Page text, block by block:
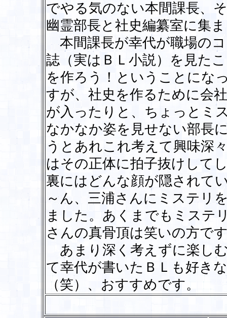
でやる気のない本間課長、
幽霊部長と社史編纂室に集
本間課長が幸代が職場の
誌（実はＢＬ小説）を見た
を作ろう！ということにな
すが、社史を作るために会
が入ったりと、ちょっとミ
なかなか姿を見せない部長
うとあれこれ考えて興味深
はその正体に拍子抜けして
裏にはどんな顔が隠されて
～ん、三浦さんにミステリ
ました。あくまでもミステ
さんの真骨頂は笑いの方で
あまり深く考えずに楽し
て幸代が書いたＢＬも好き
（笑）、おすすめです。